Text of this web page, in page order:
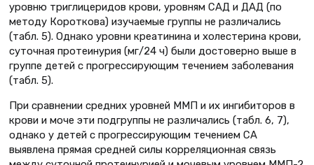
уровню триглицеридов крови, уровням САД и ДАД (по
методу Короткова) изучаемые группы не различались
(табл. 5). Однако уровни креатинина и холестерина крови,
суточная протеинурия (мг/24 ч) были достоверно выше в
группе детей с прогрессирующим течением заболевания
(табл. 5).
При сравнении средних уровней ММП и их ингибиторов в
крови и моче эти подгруппы не различались (табл. 6, 7),
однако у детей с прогрессирующим течением СА
выявлена прямая средней силы корреляционная связь